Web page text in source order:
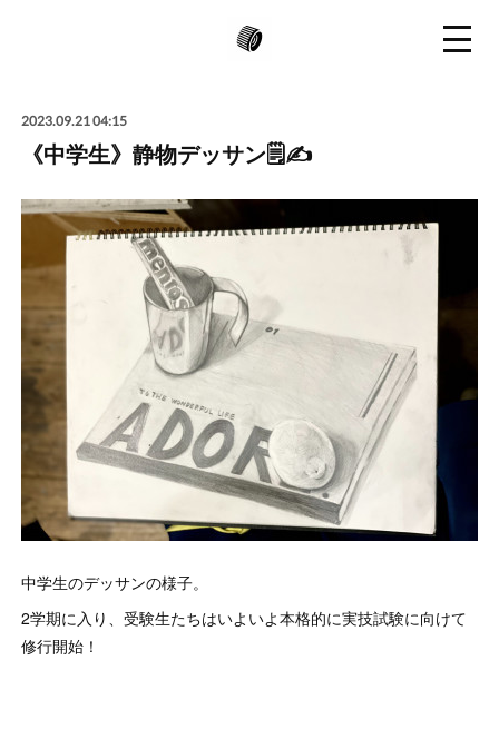
2023.09.21 04:15
《中学生》静物デッサン🗒️✍
中学生のデッサンの様子。
2学期に入り、受験生たちはいよいよ本格的に実技試験に向けて
修行開始！